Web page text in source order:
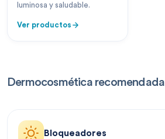
luminosa y saludable.
Ver productos
Dermocosmética recomendada
Bloqueadores